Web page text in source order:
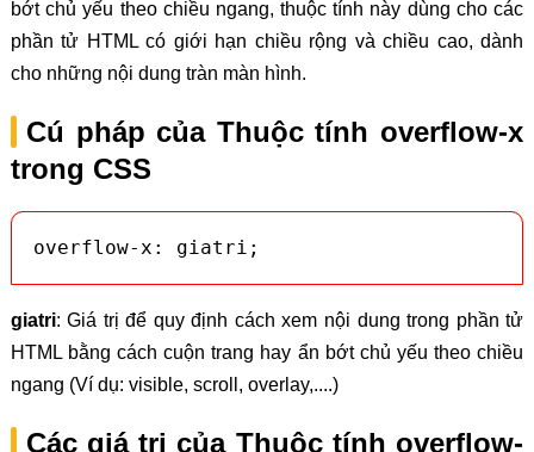
bớt chủ yếu theo chiều ngang, thuộc tính này dùng cho các
phần tử HTML có giới hạn chiều rộng và chiều cao, dành
cho những nội dung tràn màn hình.
Cú pháp của Thuộc tính overflow-x
trong CSS
overflow-x: giatri;
giatri: Giá trị để quy định cách xem nội dung trong phần tử
HTML bằng cách cuộn trang hay ẩn bớt chủ yếu theo chiều
ngang (Ví dụ: visible, scroll, overlay,....)
Các giá trị của Thuộc tính overflow-